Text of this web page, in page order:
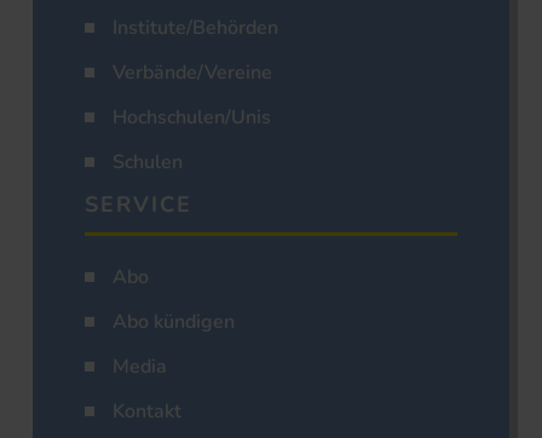
Institute/Behörden
Verbände/Vereine
Hochschulen/Unis
Schulen
SERVICE
Abo
Abo kündigen
Media
Kontakt